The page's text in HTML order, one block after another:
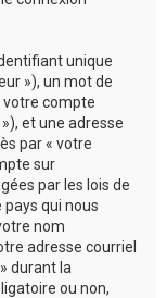
unique
»), un mot de
votre compte
et une adresse
par « votre
sur
par les lois de
qui nous
nom
adresse courriel
durant la
ou non,